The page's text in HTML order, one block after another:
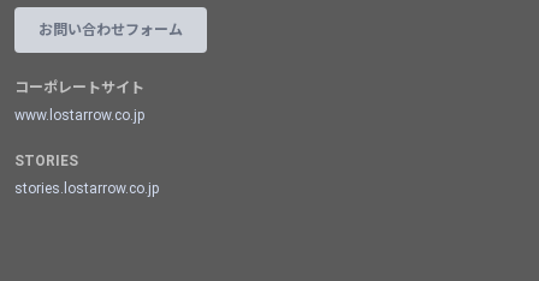
お問い合わせフォーム
コーポレートサイト
www.lostarrow.co.jp
STORIES
stories.lostarrow.co.jp